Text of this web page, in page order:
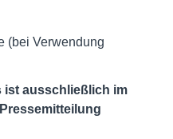
(bei Verwendung
ist ausschließlich im